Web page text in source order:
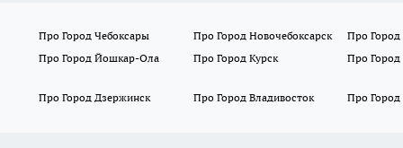
Про Город Чебоксары Про Город Новочебоксарск Про Город
Про Город Йошкар-Ола
Про Город Курск Про
Про Город Дзержинск
Про Город Владивосток Про Город